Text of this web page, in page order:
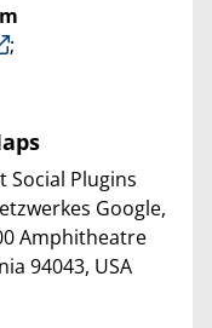
;
Plugins
Google,
Amphitheatre
94043, USA